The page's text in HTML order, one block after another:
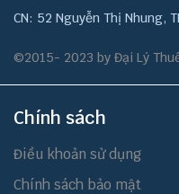
CN: 52 Nguyễn Thị Nhung,
©2015- 2023 by Đại Lý
Chính sách
Điều khoản sử dụng
Chính sách bảo mật